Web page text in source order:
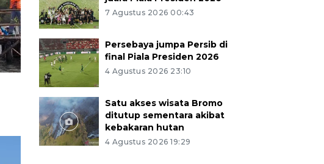
7 Agustus 2026 00:43
Persebaya jumpa Persib di
final Piala Presiden 2026
4 Agustus 2026 23:10
Satu akses wisata Bromo
ditutup sementara akibat
kebakaran hutan
4 Agustus 2026 19:29